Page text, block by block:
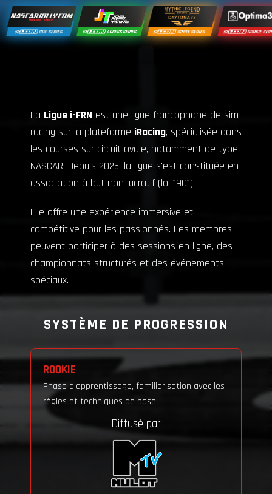
La Ligue i-FRN est une ligue francophone de sim-
racing sur la plateforme iRacing, spécialisée dans
les courses sur circuit ovale, notamment de type
NASCAR. Depuis 2025, la ligue s'est constituée en
association à but non lucratif (loi 1901).
Elle offre une expérience immersive et
compétitive pour les passionnés. Les membres
peuvent participer à des sessions en ligne, des
championnats structurés et des événements
spéciaux.
SYSTÈME DE PROGRESSION
ROOKIE
Phase d'apprentissage, familiarisation avec les
règles et techniques de base.
Diffusé par